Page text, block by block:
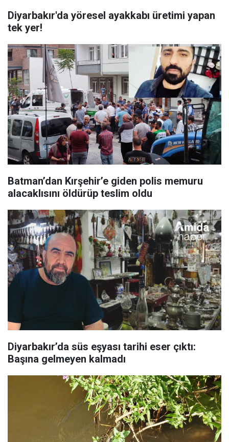
Diyarbakır'da yöresel ayakkabı üretimi yapan
tek yer!
Batman’dan Kırşehir’e giden polis memuru
alacaklısını öldürüp teslim oldu
Diyarbakır’da süs eşyası tarihi eser çıktı:
Başına gelmeyen kalmadı